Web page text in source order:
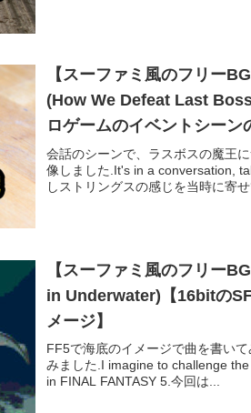
【スーファミ風のフリー
(How We Defeat Last
ロゲームのイベントシーン
会話のシーンで、ラスボスの魔王
像しました.It's in a conversation,
しストリングスの感じを当時に寄
【スーファミ風のフリー
in Underwater)【16bitの
メージ】
FF5で海底のイメージで曲を書い
みました.I imagine to challenge
in FINAL FANTASY 5.今回は...